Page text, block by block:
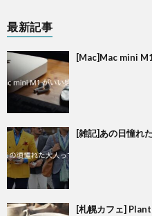
最新記事
[Mac]Mac mini
[雑記]あの日憧れ
[札幌カフェ]